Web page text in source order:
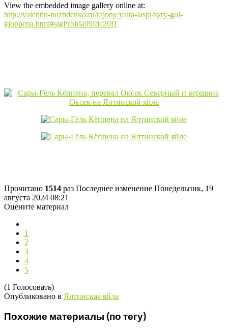
View the embedded image gallery online at:
http://valentin-nuzhdenko.ru/rajony/yalta-laspi/syry-gol-
kjoppena.html#sigProIda99fdc20f1
Прочитано 1514 раз Последнее изменение Понедельник, 19
августа 2024 08:21
Оцените материал
1
2
3
4
5
(1 Голосовать)
Опубликовано в Ялтинская яйла
Похожие материалы (по тегу)